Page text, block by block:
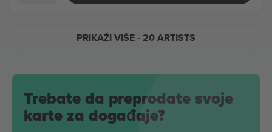
PRIKAŽI VIŠE- 20 ARTISTS
Trebate da preprodate svoje
karte za događaje?